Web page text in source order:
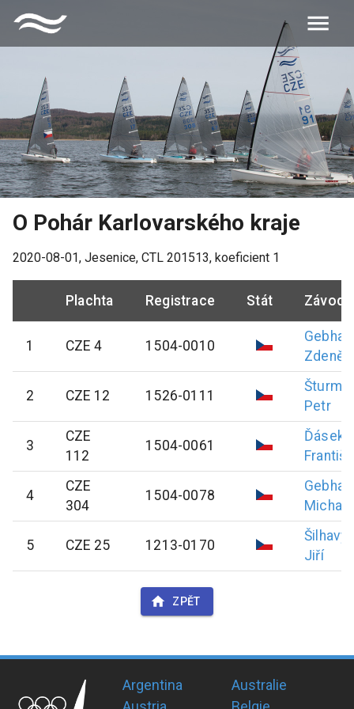
O Pohár Karlovarského kraje
2020-08-01, Jesenice, CTL 201513, koeficient 1
Plachta Registrace Stát
1 CZE 4 1504-0010
Gebhart
Zdeněk
2 CZE 12 1526-0111
Šturma
Petr
3
CZE
112
1504-0061
Ďásek
4
CZE
304
1504-0078
Gebhart
Michal
5 CZE 25 1213-0170
Šilhavý
Jiří
ZPĚT
Argentina
Australie